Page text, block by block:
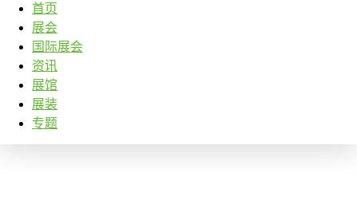
首页
展会
国际展会
资讯
展馆
展装
专题